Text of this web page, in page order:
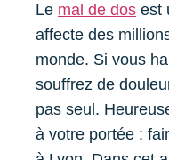
Le mal de dos est
affecte des
monde. Si vous
souffrez de
pas seul.
à votre portée :